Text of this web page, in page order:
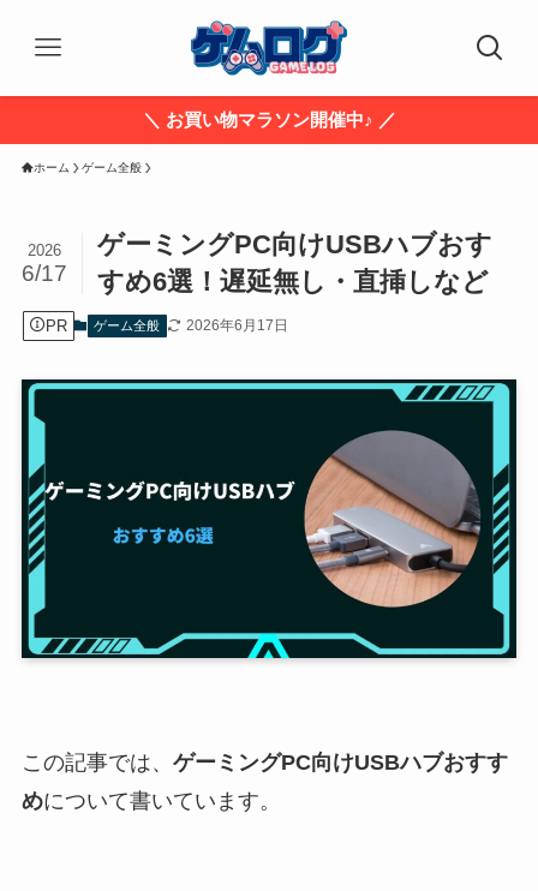
＼ お買い物マラソン開催中♪ ／
ホーム ゲーム全般
ゲーミングPC向けUSBハブおす
すめ6選！遅延無し・直挿しなど
2026
6/17
PR ゲーム全般 2026年6月17日
この記事では、 ゲーミングPC向けUSBハブおすす
めについて書いています。